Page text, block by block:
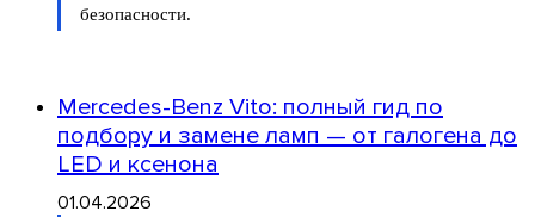
безопасности.
Mercedes-Benz Vito: полный гид по
подбору и замене ламп — от галогена до
LED и ксенона
01.04.2026